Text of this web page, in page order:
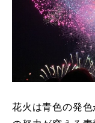
花火は青色の発